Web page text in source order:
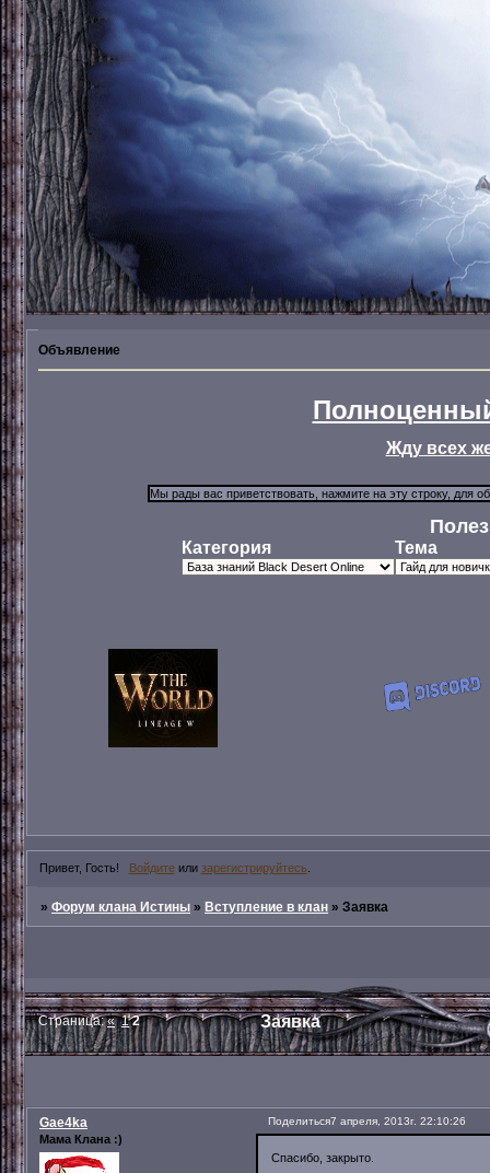
Объявление
Жду всех
Категория Тема
Привет, Гость! Войдитеили зарегистрируйтесь
»Форум клана Истины »Вступление в клан »Заявка
Заявка
Страница:« 1 2
Поделиться7 апреля, 2013г. 22:10:26
Gae4ka
Мама Клана :)
Спасибо, закрыто.